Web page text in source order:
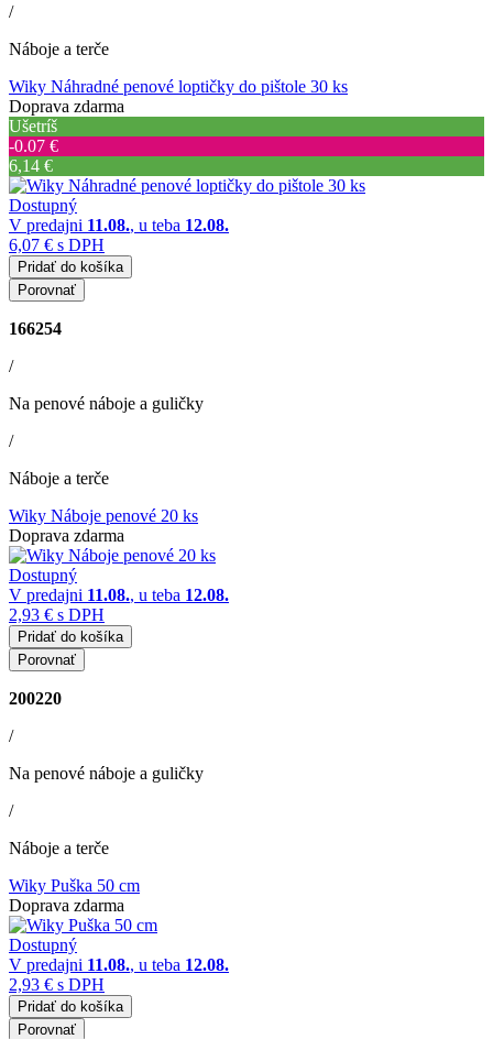
/
Náboje a terče
Wiky Náhradné penové loptičky do pištole 30 ks
Doprava zdarma
Ušetríš
‐0.07 €
6,14 €
Dostupný
V predajni 11.08., u teba 12.08.
6,07 € s DPH
Pridať do košíka
Porovnať
166254
/
Na penové náboje a guličky
/
Náboje a terče
Wiky Náboje penové 20 ks
Doprava zdarma
Dostupný
V predajni 11.08., u teba 12.08.
2,93 € s DPH
Pridať do košíka
Porovnať
200220
/
Na penové náboje a guličky
/
Náboje a terče
Wiky Puška 50 cm
Doprava zdarma
Dostupný
V predajni 11.08., u teba 12.08.
2,93 € s DPH
Pridať do košíka
Porovnať